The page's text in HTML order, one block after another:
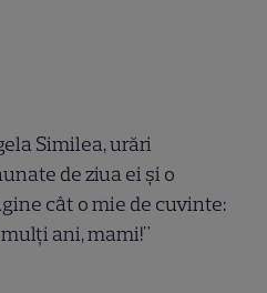
Similea, urări
de ziua ei și o
cât o mie de cuvinte:
ani, mami!"